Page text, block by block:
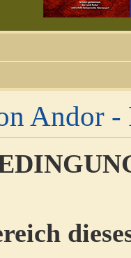
Andor -